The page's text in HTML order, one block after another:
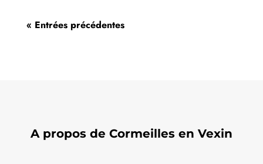
« Entrées précédentes
A propos de Cormeilles en Vexin